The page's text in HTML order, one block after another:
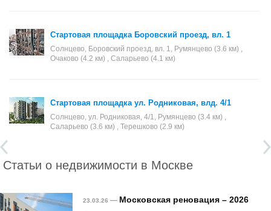
Стартовая площадка Боровский проезд, вл. 1
Солнцево, Боровский проезд, вл. 1, Румянцево (3.6 км) ,
Очаково (4.2 км) , Саларьево (4.1 км)
Стартовая площадка ул. Родниковая, влд. 4/1
Солнцево, ул. Родниковая, 4/1, Румянцево (3.4 км) ,
Саларьево (3.6 км) , Терешково (2.9 км)
Статьи о недвижимости в Москве
23.03.26 — Московская реновация – 2026